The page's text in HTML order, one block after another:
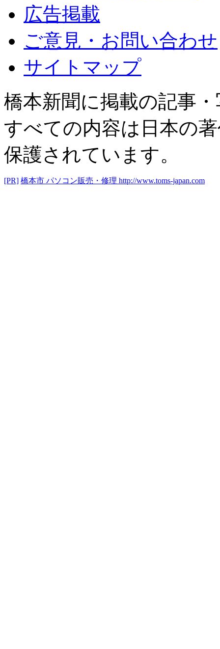
広告掲載
ご意見・お問い合わせ
サイトマップ
橋本新聞に掲載の記事
すべての内容は日本の
保護されています。
[PR] 橋本市 パソコン販売・修理 http://www.toms-japan.com